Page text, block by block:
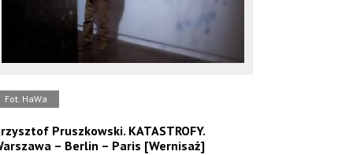
Fot. HaWa
Pruszkowski. KATASTROFY.
– Berlin – Paris [Wernisaż]